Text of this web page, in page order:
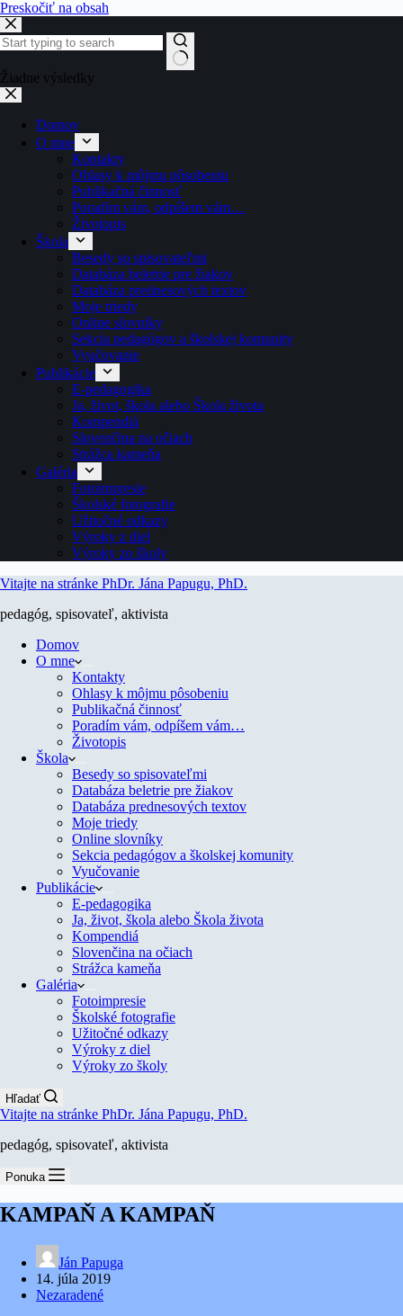
Preskočiť na obsah
Žiadne výsledky
Domov
O mne
Kontakty
Ohlasy k môjmu pôsobeniu
Publikačná činnosť
Poradím vám, odpíšem vám…
Životopis
Škola
Besedy so spisovateľmi
Databáza beletrie pre žiakov
Databáza prednesových textov
Moje triedy
Online slovníky
Sekcia pedagógov a školskej komunity
Vyučovanie
Publikácie
E-pedagogika
Ja, život, škola alebo Škola života
Kompendiá
Slovenčina na očiach
Strážca kameňa
Galéria
Fotoimpresie
Školské fotografie
Užitočné odkazy
Výroky z diel
Výroky zo školy
Vitajte na stránke PhDr. Jána Papugu, PhD.
pedagóg, spisovateľ, aktivista
Domov
O mne
Kontakty
Ohlasy k môjmu pôsobeniu
Publikačná činnosť
Poradím vám, odpíšem vám…
Životopis
Škola
Besedy so spisovateľmi
Databáza beletrie pre žiakov
Databáza prednesových textov
Moje triedy
Online slovníky
Sekcia pedagógov a školskej komunity
Vyučovanie
Publikácie
E-pedagogika
Ja, život, škola alebo Škola života
Kompendiá
Slovenčina na očiach
Strážca kameňa
Galéria
Fotoimpresie
Školské fotografie
Užitočné odkazy
Výroky z diel
Výroky zo školy
Hľadať
Vitajte na stránke PhDr. Jána Papugu, PhD.
pedagóg, spisovateľ, aktivista
Ponuka
KAMPAŇ A KAMPAŇ
Ján Papuga
14. júla 2019
Nezaradené